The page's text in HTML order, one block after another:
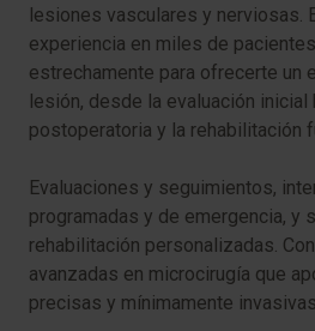
lesiones vasculares y nerviosas.
experiencia en miles de
estrechamente para ofrecerte un
lesión, desde la evaluación inicial
postoperatoria y la rehabilitación
Evaluaciones y seguimientos,
programadas y de emergencia, y
rehabilitación personalizadas.
avanzadas en microcirugía que
precisas y mínimamente